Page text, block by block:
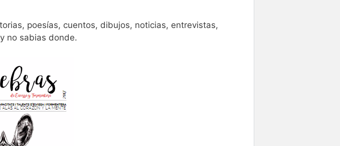
poesías, cuentos, dibujos, noticias, entrevistas,
no sabias donde.